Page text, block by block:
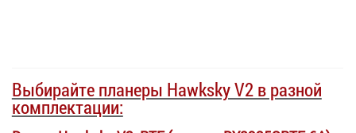
Выбирайте планеры Hawksky V2 в разной
комплектации: